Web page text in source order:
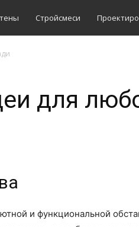
Стройсмеси
для
и функциональной